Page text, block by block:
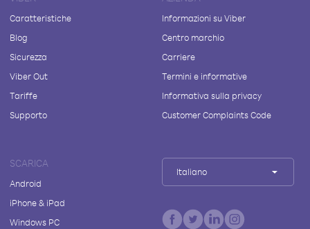
Caratteristiche
Blog
Sicurezza
Viber Out
Tariffe
Supporto
Informazioni su Viber
Centro marchio
Carriere
Termini e informative
Informativa sulla privacy
Customer Complaints Code
SCARICA
Android
iPhone & iPad
Windows PC
Italiano